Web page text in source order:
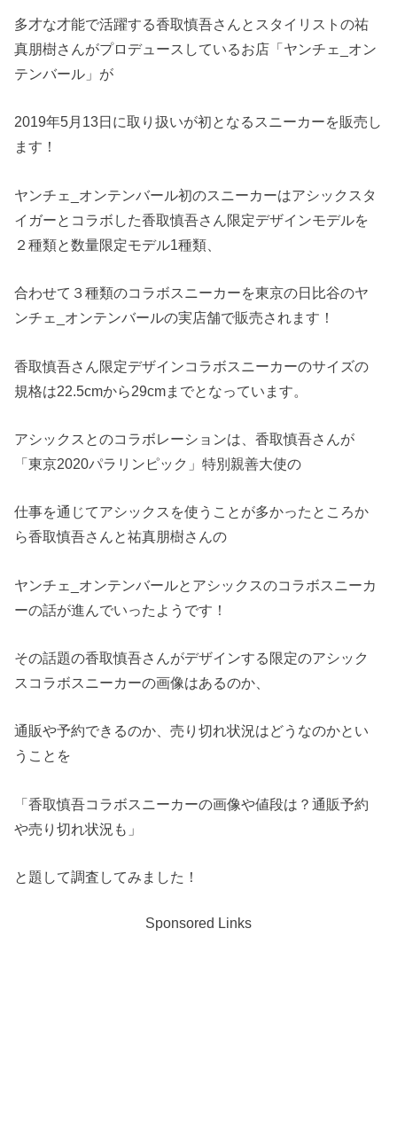
多才な才能で活躍する香取慎吾さんとスタイリストの祐
真朋樹さんがプロデュースしているお店「ヤンチェ_オン
テンバール」が
2019年5月13日に取り扱いが初となるスニーカーを販売し
ます！
ヤンチェ_オンテンバール初のスニーカーはアシックスタ
イガーとコラボした香取慎吾さん限定デザインモデルを
２種類と数量限定モデル1種類、
合わせて３種類のコラボスニーカーを東京の日比谷のヤ
ンチェ_オンテンバールの実店舗で販売されます！
香取慎吾さん限定デザインコラボスニーカーのサイズの
規格は22.5cmから29cmまでとなっています。
アシックスとのコラボレーションは、香取慎吾さんが
「東京2020パラリンピック」特別親善大使の
仕事を通じてアシックスを使うことが多かったところか
ら香取慎吾さんと祐真朋樹さんの
ヤンチェ_オンテンバールとアシックスのコラボスニーカ
ーの話が進んでいったようです！
その話題の香取慎吾さんがデザインする限定のアシック
スコラボスニーカーの画像はあるのか、
通販や予約できるのか、売り切れ状況はどうなのかとい
うことを
「香取慎吾コラボスニーカーの画像や値段は？通販予約
や売り切れ状況も」
と題して調査してみました！
Sponsored Links